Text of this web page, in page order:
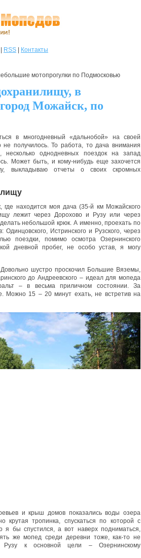
RSS Контакты
мотопрогулки по Подмосковью
в
Можайск, по
в многодневный «дальнобой» на своей
получилось. То работа, то дача внимания
несколько однодневных поездок на запад
Может быть, и кому-нибудь еще захочется
выкладываю отчеты о своих скромных
находится моя дача (35-й км Можайского
лежит через Дорохово и Рузу или через
небольшой крюк. А именно, проехать по
Истринского и Рузского, через
поездки, помимо осмотра Озернинского
дневной пробег, не особо устав, я могу
шустро проскочил Большие Вяземы,
до Андреевского – идеал для мопеда
– в весьма приличном состоянии. За
Можно 15 – 20 минут ехать, не встретив на
и крыш домов показались воды озера
крутая тропинка, спускаться по которой с
я бы спустился, а вот наверх подниматься,
же мопед среди деревни тоже, как-то не
Рузу к основной цели – Озернинскому